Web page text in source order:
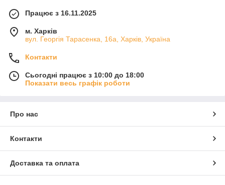
Працює з 16.11.2025
м. Харків
вул. Георгія Тарасенка, 16а, Харків, Україна
Контакти
Сьогодні працює з 10:00 до 18:00
Показати весь графік роботи
Про нас
Контакти
Доставка та оплата